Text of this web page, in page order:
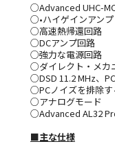
○Advanced UHC-
○•ハイゲインアン
○高速熱帰還回路
○DCアンプ回路
○強力な電源回路
○ダイレクト・メカ
○DSD 11.2 MHz、
○PCノイズを排除す
○アナログモード
○Advanced AL32
■主な仕様